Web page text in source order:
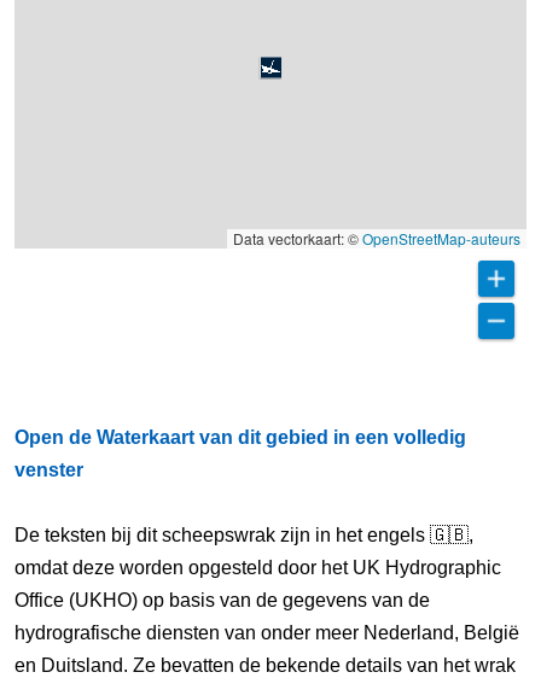
Data vectorkaart: ©OpenStreetMap-auteurs
Open de Waterkaart van dit gebied in een volledig
venster
De teksten bij dit scheepswrak zijn in het engels 🇬🇧,
omdat deze worden opgesteld door het UK Hydrographic
Office (UKHO) op basis van de gegevens van de
hydrografische diensten van onder meer Nederland, België
en Duitsland. Ze bevatten de bekende details van het wrak